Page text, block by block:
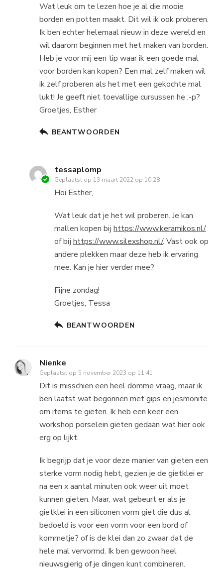
Wat leuk om te lezen hoe je al die mooie
borden en potten maakt. Dit wil ik ook proberen.
Ik ben echter helemaal nieuw in deze wereld en
wil daarom beginnen met het maken van borden.
Heb je voor mij een tip waar ik een goede mal
voor borden kan kopen? Een mal zelf maken wil
ik zelf proberen als het met een gekochte mal
lukt! Je geeft niet toevallige cursussen he ;-p?
Groetjes, Esther
BEANTWOORDEN
tessaplomp
Geplaatst op 13 maart 2022 op 10:28
Hoi Esther,
Wat leuk dat je het wil proberen. Je kan
mallen kopen bij https://www.keramikos.nl/
of bij https://www.silexshop.nl/. Vast ook op
andere plekken maar deze heb ik ervaring
mee. Kan je hier verder mee?
Fijne zondag!
Groetjes, Tessa
BEANTWOORDEN
Nienke
Geplaatst op 5 november 2023 op 11:41
Dit is misschien een heel domme vraag, maar ik
ben laatst wat begonnen met gips en jesmonite
om items te gieten. Ik heb een keer een
workshop porselein gieten gedaan wat hier ook
erg op lijkt.
Ik begrijp dat je voor deze manier van gieten een
sterke vorm nodig hebt, gezien je de gietklei er
na een x aantal minuten ook weer uit moet
kunnen gieten. Maar, wat gebeurt er als je
gietklei in een siliconen vorm giet die dus al
bedoeld is voor een vorm voor een bord of
kommetje? of is de klei dan zo zwaar dat de
hele mal vervormd. Ik ben gewoon heel
nieuwsgierig of je dingen kunt combineren.